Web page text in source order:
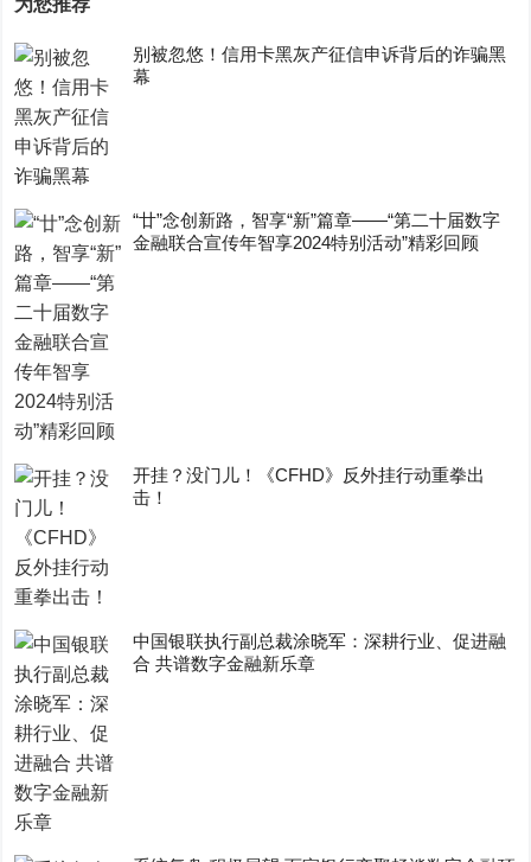
为您推荐
别被忽悠！信用卡黑灰产征信申诉背后的诈骗黑
幕
“廿”念创新路，智享“新”篇章——“第二十届数字
金融联合宣传年智享2024特别活动”精彩回顾
开挂？没门儿！《CFHD》反外挂行动重拳出
击！
中国银联执行副总裁涂晓军：深耕行业、促进融
合 共谱数字金融新乐章